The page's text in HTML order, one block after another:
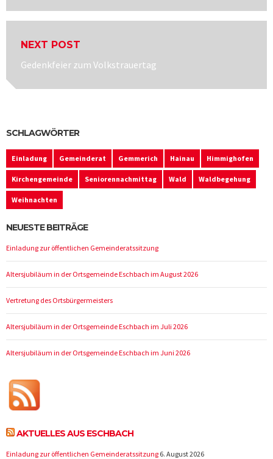
NEXT POST
Next
Gedenkfeier zum Volkstrauertag
SCHLAGWÖRTER
Einladung Gemeinderat Gemmerich Hainau Himmighofen
Kirchengemeinde Seniorennachmittag Wald Waldbegehung
Weihnachten
NEUESTE BEITRÄGE
Einladung zur öffentlichen Gemeinderatssitzung
Altersjubiläum in der Ortsgemeinde Eschbach im August 2026
Vertretung des Ortsbürgermeisters
Altersjubiläum in der Ortsgemeinde Eschbach im Juli 2026
Altersjubiläum in der Ortsgemeinde Eschbach im Juni 2026
AKTUELLES AUS ESCHBACH
Einladung zur öffentlichen Gemeinderatssitzung 6. August 2026